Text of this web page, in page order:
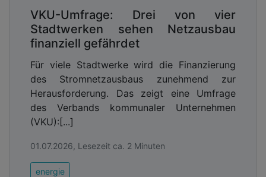
VKU-Umfrage: Drei von vier
Stadtwerken sehen Netzausbau
finanziell gefährdet
Für viele Stadtwerke wird die Finanzierung
des Stromnetzausbaus zunehmend zur
Herausforderung. Das zeigt eine Umfrage
des Verbands kommunaler Unternehmen
(VKU):[...]
01.07.2026, Lesezeit ca. 2 Minuten
energie